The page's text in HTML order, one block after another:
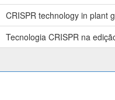
CRISPR technology in plant
Tecnologia CRISPR na